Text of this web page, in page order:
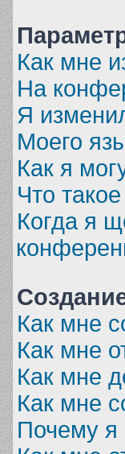
Как мне
На
Я
Моего
Как я
Что
Когда я
Как мне
Как мне
Как мне
Как мне
Почему я